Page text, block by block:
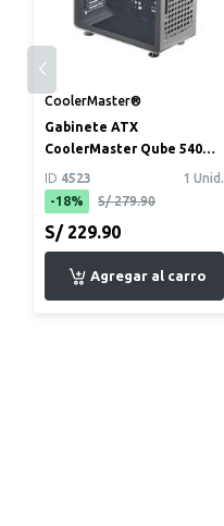
CoolerMaster®
Gabinete ATX
CoolerMaster Qube 540
Plateado Lunar
ID 4523
1 Unid.
-18%
S/ 279.90
S/ 229.90